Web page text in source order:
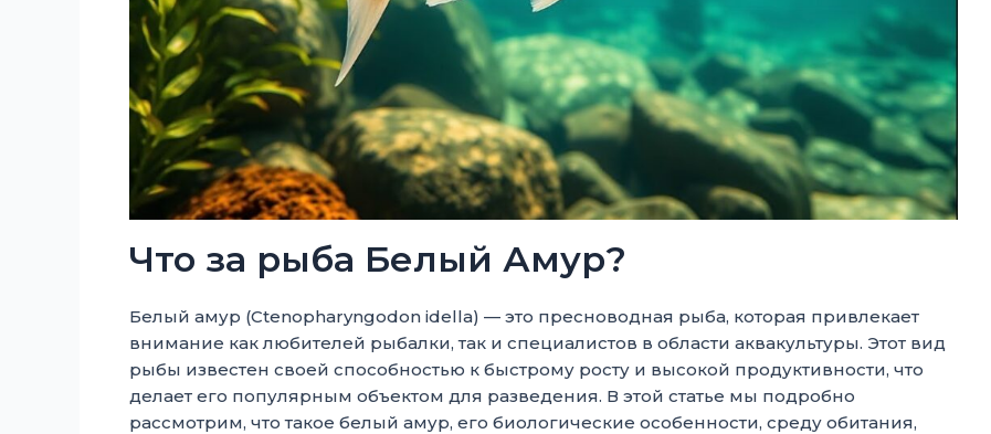
Что за рыба Белый Амур?
Белый амур (Ctenopharyngodon idella) — это пресноводная рыба, которая привлекает
внимание как любителей рыбалки, так и специалистов в области аквакультуры. Этот вид
рыбы известен своей способностью к быстрому росту и высокой продуктивности, что
делает его популярным объектом для разведения. В этой статье мы подробно
рассмотрим, что такое белый амур, его биологические особенности, среду обитания,